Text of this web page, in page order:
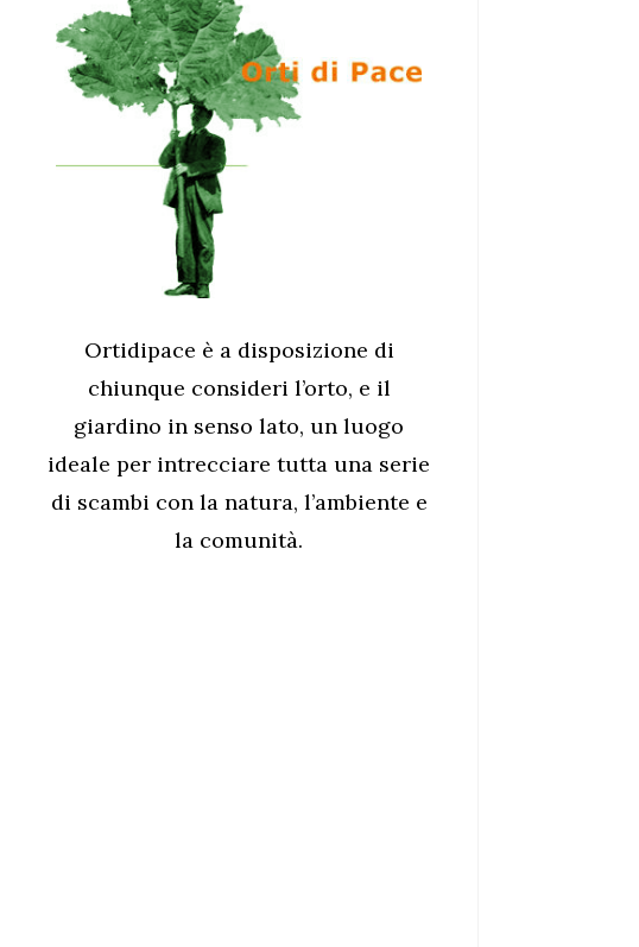
Ortidipace è a disposizione di
chiunque consideri l’orto, e il
giardino in senso lato, un luogo
ideale per intrecciare tutta una serie
di scambi con la natura, l’ambiente e
la comunità.